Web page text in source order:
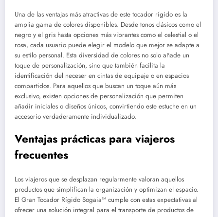
Una de las ventajas más atractivas de este tocador rígido es la
amplia gama de colores disponibles. Desde tonos clásicos como el
negro y el gris hasta opciones más vibrantes como el celestial o el
rosa, cada usuario puede elegir el modelo que mejor se adapte a
su estilo personal. Esta diversidad de colores no solo añade un
toque de personalización, sino que también facilita la
identificación del neceser en cintas de equipaje o en espacios
compartidos. Para aquellos que buscan un toque aún más
exclusivo, existen opciones de personalización que permiten
añadir iniciales o diseños únicos, convirtiendo este estuche en un
accesorio verdaderamente individualizado.
Ventajas prácticas para viajeros
frecuentes
Los viajeros que se desplazan regularmente valoran aquellos
productos que simplifican la organización y optimizan el espacio.
El Gran Tocador Rígido Sogaia™ cumple con estas expectativas al
ofrecer una solución integral para el transporte de productos de